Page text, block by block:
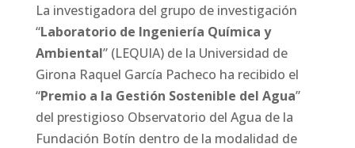
La investigadora del grupo de investigación
“Laboratorio de Ingeniería Química y
Ambiental” (LEQUIA) de la Universidad de
Girona Raquel García Pacheco ha recibido el
“Premio a la Gestión Sostenible del Agua”
del prestigioso Observatorio del Agua de la
Fundación Botín dentro de la modalidad de